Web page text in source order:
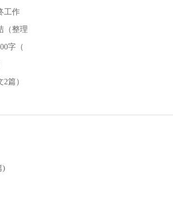
工作
（整理
字（
篇）
)